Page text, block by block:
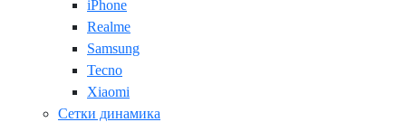
iPhone
Realme
Samsung
Tecno
Xiaomi
Сетки динамика